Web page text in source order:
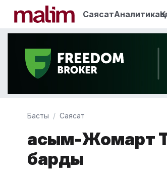
СаясатАналитика
Басты Саясат
Қасым-Жомарт
барды